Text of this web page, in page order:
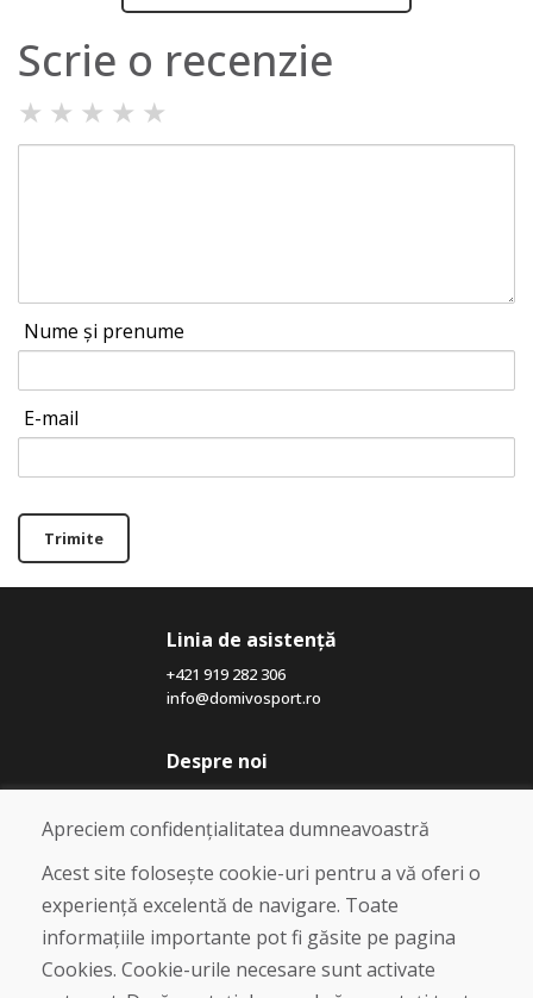
Scrie o recenzie
★ ★ ★ ★ ★
Nume și prenume
E-mail
Trimite
Linia de asistență
+421 919 282 306
info@domivosport.ro
Despre noi
Blog
Despre noi
Magazin
Contact
Cumpărare
Magazin online
Apreciem confidențialitatea dumneavoastră
Acest site folosește cookie-uri pentru a vă oferi o
experiență excelentă de navigare. Toate
informațiile importante pot fi găsite pe pagina
Cookies. Cookie-urile necesare sunt activate